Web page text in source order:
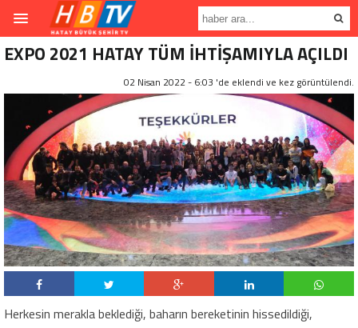
EXPO 2021 HATAY TÜM İHTİŞAMIYLA AÇILDI
02 Nisan 2022 - 6:03 'de eklendi ve kez görüntülendi.
Herkesin merakla beklediği, baharın bereketinin hissedildiği,